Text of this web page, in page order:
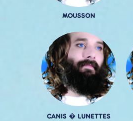
MOUSSON
CANIS � LUNETTES